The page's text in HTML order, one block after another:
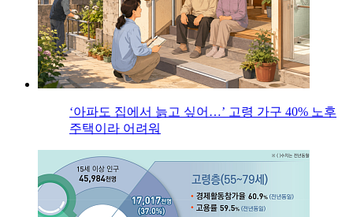
‘아파도 집에서 늙고 싶어…’ 고령 가구 40% 노후
주택이라 어려워